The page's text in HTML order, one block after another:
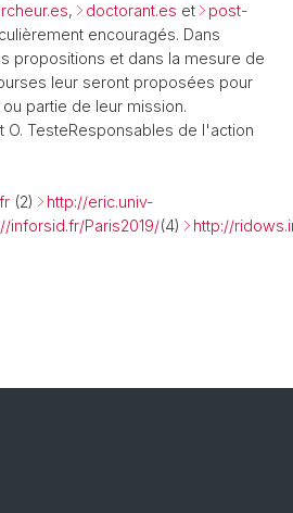
, doctorant.es et
post-
encouragés. Dans
propositions et dans la mesure de
leur seront proposées pour
partie de leur mission.
O. TesteResponsables de l'action
(2)
http://eric.univ-
inforsid.fr/Paris2019/(4) http://